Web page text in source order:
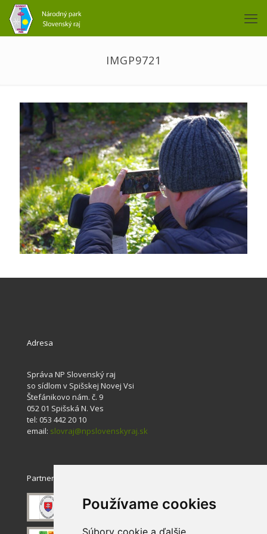
Používame cookies
Súbory cookie a ďalšie
IMGP9721
Adresa
Správa NP Slovenský raj
so sídlom v Spišskej Novej Vsi
Štefánikovo nám. č. 9
052 01 Spišská N. Ves
tel: 053 442 20 10
email: slovraj@npslovenskyraj.sk
Partneri